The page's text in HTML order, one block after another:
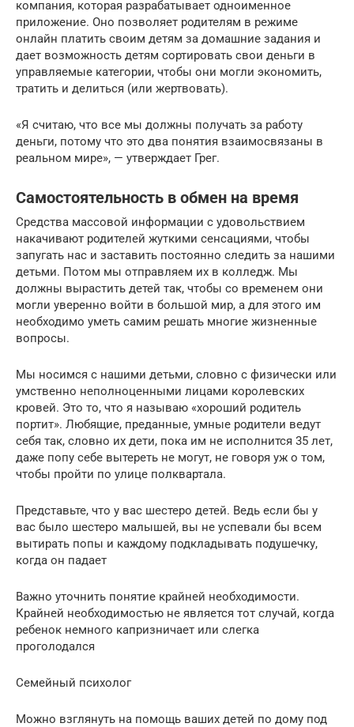
компания, которая разрабатывает одноименное
приложение. Оно позволяет родителям в режиме
онлайн платить своим детям за домашние задания и
дает возможность детям сортировать свои деньги в
управляемые категории, чтобы они могли экономить,
тратить и делиться (или жертвовать).
«Я считаю, что все мы должны получать за работу
деньги, потому что это два понятия взаимосвязаны в
реальном мире», — утверждает Грег.
Самостоятельность в обмен на время
Средства массовой информации с удовольствием
накачивают родителей жуткими сенсациями, чтобы
запугать нас и заставить постоянно следить за нашими
детьми. Потом мы отправляем их в колледж. Мы
должны вырастить детей так, чтобы со временем они
могли уверенно войти в большой мир, а для этого им
необходимо уметь самим решать многие жизненные
вопросы.
Мы носимся с нашими детьми, словно с физически или
умственно неполноценными лицами королевских
кровей. Это то, что я называю «хороший родитель
портит». Любящие, преданные, умные родители ведут
себя так, словно их дети, пока им не исполнится 35 лет,
даже попу себе вытереть не могут, не говоря уж о том,
чтобы пройти по улице полквартала.
Представьте, что у вас шестеро детей. Ведь если бы у
вас было шестеро малышей, вы не успевали бы всем
вытирать попы и каждому подкладывать подушечку,
когда он падает
Важно уточнить понятие крайней необходимости.
Крайней необходимостью не является тот случай, когда
ребенок немного капризничает или слегка
проголодался
Семейный психолог
Можно взглянуть на помощь ваших детей по дому под